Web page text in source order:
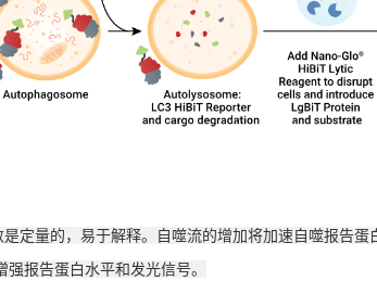
量的，易于解释。自噬流的增加将加速自噬报告蛋
报告蛋白水平和发光信号。